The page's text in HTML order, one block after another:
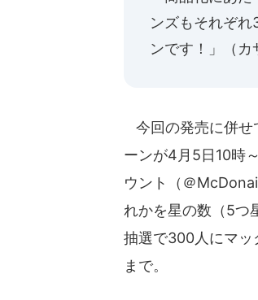
ンズもそれぞ
ンです！」（カ
今回の発売に併せ
ーンが4月5日10時
ウント（＠
れかを星の数（5つ
抽選で300人にマッ
まで。